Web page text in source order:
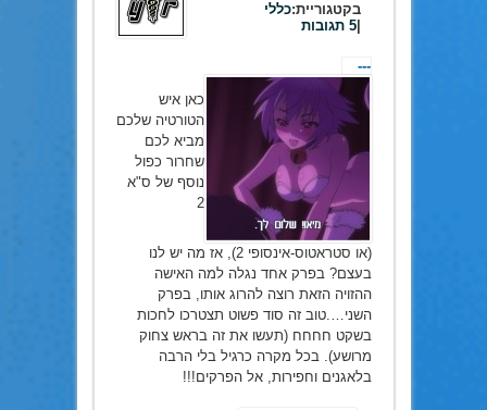
בקטגוריית:כללי
|5 תגובות
---
כאן איש
הטורטיה שלכם
מביא לכם
שחרור כפול
נוסף של ס"א
2
(או סטראטוס-אינסופי 2), אז מה יש לנו
בעצם? בפרק אחד נגלה למה האישה
ההזויה הזאת רוצה להרוג אותו, בפרק
השני….טוב זה סוד פשוט תצטרכו לחכות
בשקט חחחח (תעשו את זה בראש צחוק
מרושע). בכל מקרה כרגיל בלי הרבה
בלאגנים וחפירות, אל הפרקים!!!